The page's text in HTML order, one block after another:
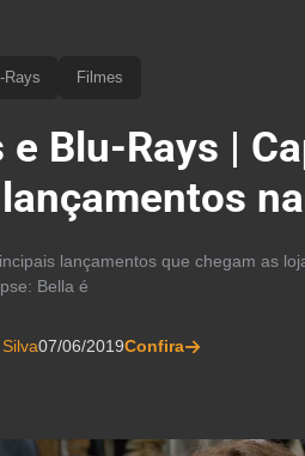
Rays Filmes
e Blu-Rays |
lançamentos que chegam as
Bella é
07/06/2019Confira